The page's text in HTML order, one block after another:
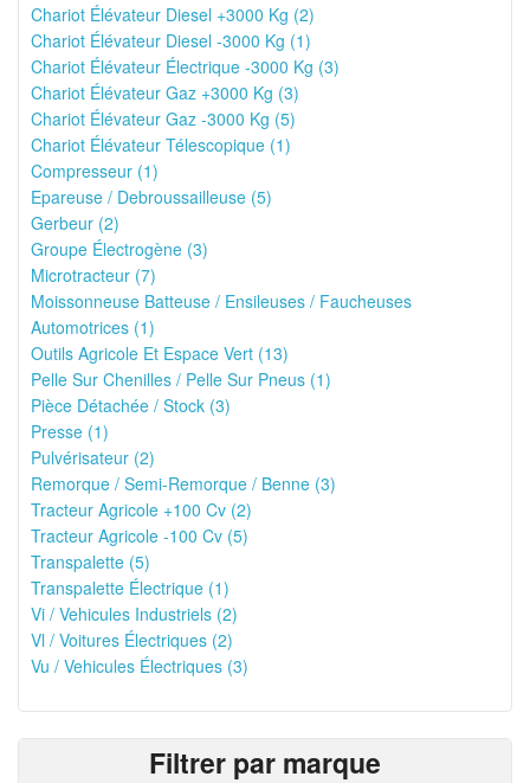
Chariot Élévateur Diesel +3000 Kg (2)
Chariot Élévateur Diesel -3000 Kg (1)
Chariot Élévateur Électrique -3000 Kg (3)
Chariot Élévateur Gaz +3000 Kg (3)
Chariot Élévateur Gaz -3000 Kg (5)
Chariot Élévateur Télescopique (1)
Compresseur (1)
Epareuse / Debroussailleuse (5)
Gerbeur (2)
Groupe Électrogène (3)
Microtracteur (7)
Moissonneuse Batteuse / Ensileuses / Faucheuses
Automotrices (1)
Outils Agricole Et Espace Vert (13)
Pelle Sur Chenilles / Pelle Sur Pneus (1)
Pièce Détachée / Stock (3)
Presse (1)
Pulvérisateur (2)
Remorque / Semi-Remorque / Benne (3)
Tracteur Agricole +100 Cv (2)
Tracteur Agricole -100 Cv (5)
Transpalette (5)
Transpalette Électrique (1)
Vi / Vehicules Industriels (2)
Vl / Voitures Électriques (2)
Vu / Vehicules Électriques (3)
Filtrer par marque